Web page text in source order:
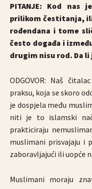
PITANJE: Kod nas
prilikom čestitanja,
rođendana i tome
često događa i
drugim nisu rod. Da li
ODGOVOR: Naš
praksu, koja se skoro
je dospjela među
niti je to islamski
prakticiraju
muslimani prisvajaju i
zaboravljajući ili uopće
Muslimani moraju